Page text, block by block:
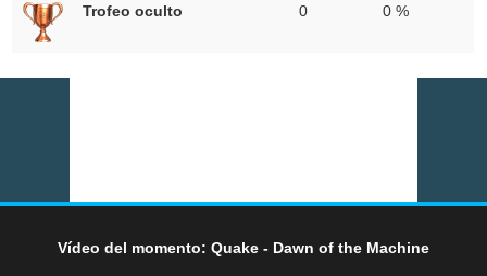
Trofeo oculto 0 0 %
Vídeo del momento: Quake - Dawn of the Machine